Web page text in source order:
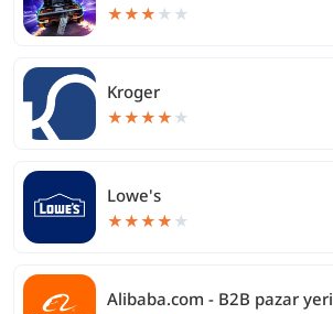
★★★ ★ ★
Kroger
★★★★ ★
Lowe's
★★★★ ★
Alibaba.com - B2B pazar yeri